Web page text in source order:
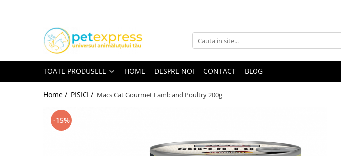
Toate Produsele
Hamuri
TOATE PRODUSELE HOME DESPRE NOI CONTACT BLOG
Home / PISICI / Macs Cat Gourmet Lamb and Poultry 200g
-15%